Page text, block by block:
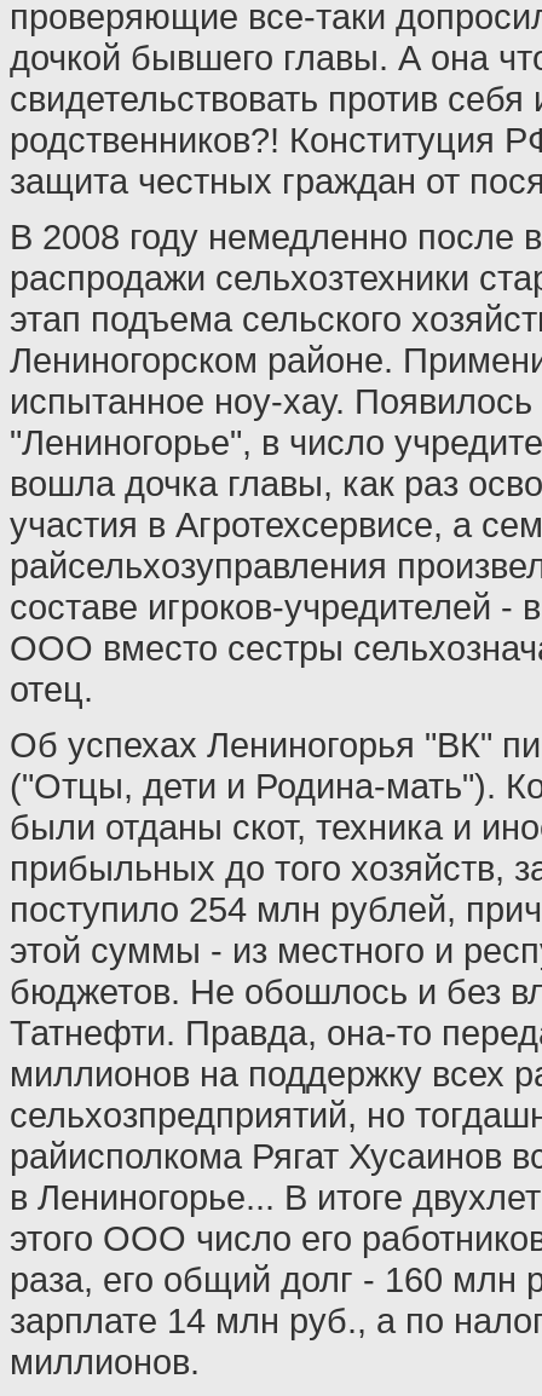
проверяющие все-таки
дочкой бывшего главы. А она
свидетельствовать против себя
родственников?! Конституция
защита честных граждан от
В 2008 году немедленно после
распродажи сельхозтехники
этап подъема сельского
Лениногорском районе.
испытанное ноу-хау.
"Лениногорье", в число
вошла дочка главы, как раз
участия в Агротехсервисе, а
райсельхозуправления
составе игроков-учредителей -
ООО вместо сестры
отец.
Об успехах Лениногорья "ВК"
("Отцы, дети и Родина-мать").
были отданы скот, техника и
прибыльных до того хозяйств,
поступило 254 млн рублей,
этой суммы - из местного и
бюджетов. Не обошлось и без
Татнефти. Правда, она-то
миллионов на поддержку всех
сельхозпредприятий, но
райисполкома Рягат Хусаинов
в Лениногорье... В итоге
этого ООО число его
раза, его общий долг - 160 млн
зарплате 14 млн руб., а по
миллионов.